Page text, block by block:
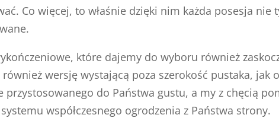
Co więcej, to właśnie dzięki nim każda posesja
które dajemy do wyboru również
wersję wystającą poza szerokość pustaka,
przystosowanego do Państwa gustu, a my z chęcią
współczesnego ogrodzenia z Państwa strony.